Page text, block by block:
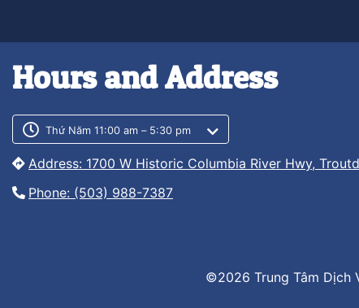
Hours and Address
Customer service phone
Customer service weekly hours
Thứ Năm 11:00 am – 5:30 pm
Address: 1700 W Historic Columbia River Hwy,
Phone: (503) 988-7387
©2026 Trung Tâm Dịch